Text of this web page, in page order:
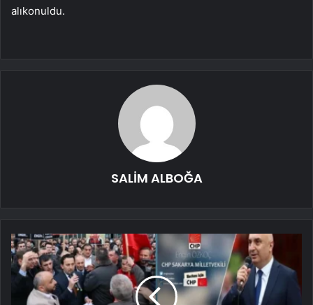
alıkonuldu.
SALİM ALBOĞA